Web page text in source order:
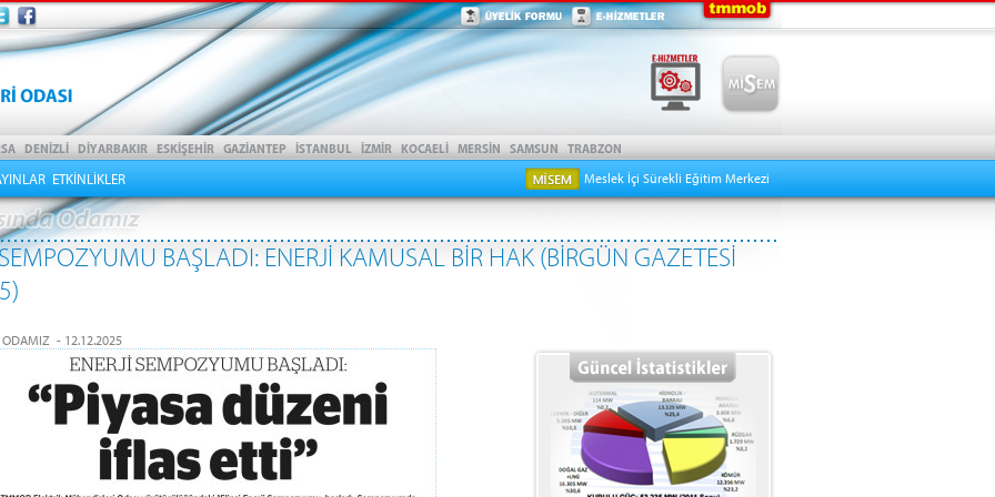
ETKİNLİKLER Meslek İçi Sürekli Eğitim Merkezi
BAŞLADI: ENERJİ KAMUSAL BİR HAK (BİRGÜN GAZETESİ
ODAMIZ - 12.12.2025